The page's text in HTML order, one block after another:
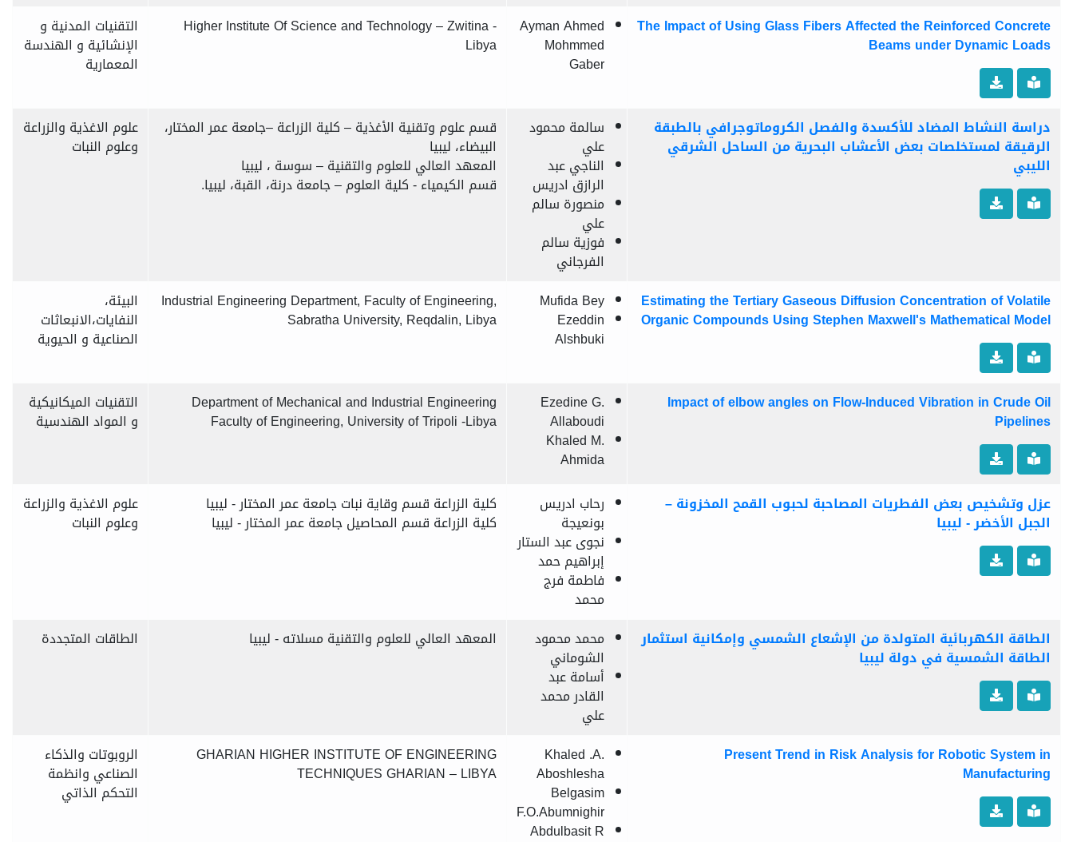
The Impact of Using Glass Fibers Affected the Reinforced Concrete
Beams under Dynamic Loads
Ayman Ahmed
Mohmmed
Gaber
Higher Institute Of Science and Technology – Zwitina -
Libya
التقنيات المدنية و
الإنشائية و الهندسة
المعمارية
دراسة النشاط المضاد للأكسدة والفصل الكروماتوجرافي بالطبقة
الرقيقة لمستخلصات بعض الأعشاب البحرية من الساحل الشرقي
الليبي
سالمة محمود
علي
الناجي عبد
الرازق ادريس
منصورة سالم
علي
فوزية سالم
الفرجاني
قسم علوم وتقنية الأغذية – كلية الزراعة –جامعة عمر المختار،
البيضاء، ليبيا
المعهد العالي للعلوم والتقنية – سوسة ، ليبيا
قسم الكيمياء - كلية العلوم – جامعة درنة، القبة، ليبيا.
علوم الاغذية والزراعة
وعلوم النبات
Estimating the Tertiary Gaseous Diffusion Concentration of Volatile
Organic Compounds Using Stephen Maxwell's Mathematical Model
Mufida Bey
Ezeddin
Alshbuki
Industrial Engineering Department, Faculty of Engineering,
Sabratha University, Reqdalin, Libya
البيئة،
النفايات،الانبعاثات
الصناعية و الحيوية
Impact of elbow angles on Flow-Induced Vibration in Crude Oil
Pipelines
Ezedine G.
Allaboudi
Khaled M.
Ahmida
Department of Mechanical and Industrial Engineering
Faculty of Engineering, University of Tripoli -Libya
التقنيات الميكانيكية
و المواد الهندسية
عزل وتشخيص بعض الفطريات المصاحبة لحبوب القمح المخزونة –
الجبل الأخضر - ليبيا
رحاب ادريس
بونعيجة
نجوى عبد الستار
إبراهيم حمد
فاطمة فرج
محمد
كلية الزراعة قسم وقاية نبات جامعة عمر المختار - ليبيا
كلية الزراعة قسم المحاصيل جامعة عمر المختار - ليبيا
علوم الاغذية والزراعة
وعلوم النبات
الطاقة الكهربائية المتولدة من الإشعاع الشمسي وإمكانية استثمار
الطاقة الشمسية في دولة ليبيا
محمد محمود
الشوماني
أسامة عبد
القادر محمد
علي
المعهد العالي للعلوم والتقنية مسلاته - ليبيا الطاقات المتجددة
Present Trend in Risk Analysis for Robotic System in
Manufacturing
Khaled .A.
Aboshlesha
Belgasim
F.O.Abumnighir
Abdulbasit R
GHARIAN HIGHER INSTITUTE OF ENGINEERING
TECHNIQUES GHARIAN – LIBYA
الروبوتات والذكاء
الصناعي وانظمة
التحكم الذاتي